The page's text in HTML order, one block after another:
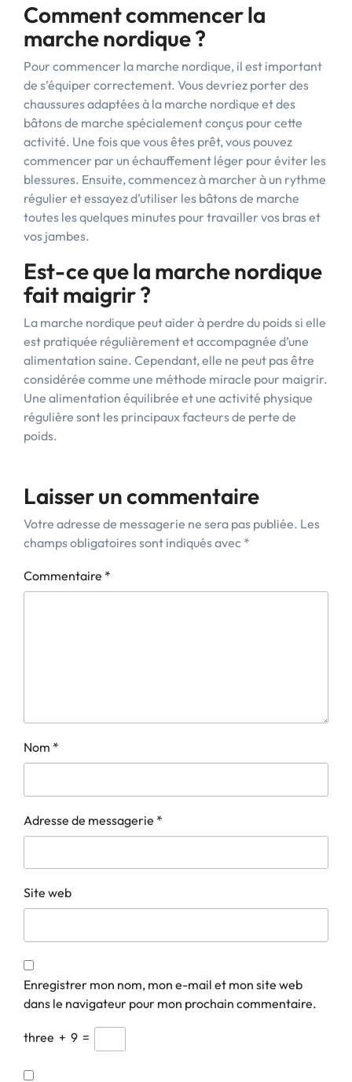
Comment commencer la
marche nordique ?
Pour commencer la marche nordique, il est important
de s’équiper correctement. Vous devriez porter des
chaussures adaptées à la marche nordique et des
bâtons de marche spécialement conçus pour cette
activité. Une fois que vous êtes prêt, vous pouvez
commencer par un échauffement léger pour éviter les
blessures. Ensuite, commencez à marcher à un rythme
régulier et essayez d’utiliser les bâtons de marche
toutes les quelques minutes pour travailler vos bras et
vos jambes.
Est-ce que la marche nordique
fait maigrir ?
La marche nordique peut aider à perdre du poids si elle
est pratiquée régulièrement et accompagnée d’une
alimentation saine. Cependant, elle ne peut pas être
considérée comme une méthode miracle pour maigrir.
Une alimentation équilibrée et une activité physique
régulière sont les principaux facteurs de perte de
poids.
Laisser un commentaire
Votre adresse de messagerie ne sera pas publiée. Les
champs obligatoires sont indiqués avec *
Commentaire *
Nom *
Adresse de messagerie *
Site web
Enregistrer mon nom, mon e-mail et mon site web
dans le navigateur pour mon prochain commentaire.
three + 9 =